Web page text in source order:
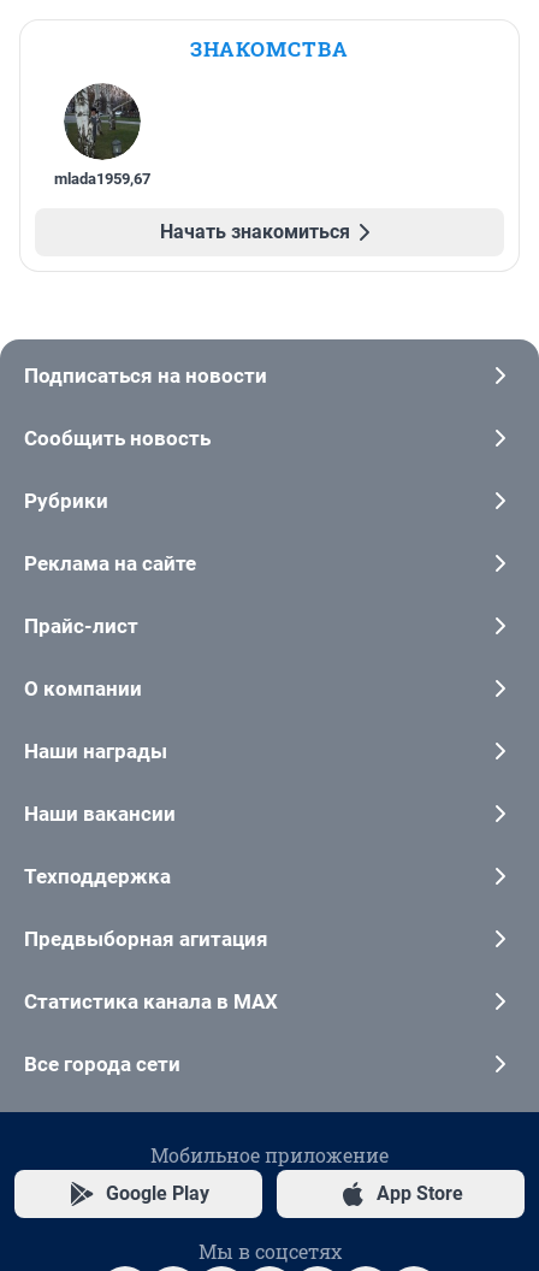
ЗНАКОМСТВА
mlada1959,67
Начать знакомиться
Подписаться на новости
Сообщить новость
Рубрики
Реклама на сайте
Прайс-лист
О компании
Наши награды
Наши вакансии
Техподдержка
Предвыборная агитация
Статистика канала в MAX
Все города сети
Мобильное приложение
Google Play App Store
Мы в соцсетях